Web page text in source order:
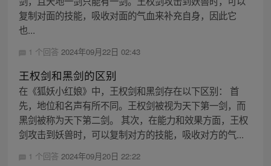
复制对面的技能，吸收对面的气血来补充自身，因此它
也...
1 个回答 2024年09月22日 02:43
王权剑和黑剑的区别
在《狐妖小红娘》中，王权剑和黑剑存在以下区别： 首
先，地位和名声有所不同。王权剑被视为天下第一剑，而
黑剑被称为天下第二剑。 其次，在能力和效果方面，王权
剑攻击到妖兽时，可以复制对方的技能，吸收对方的气...
1 个回答 2024年09月20日 22:22